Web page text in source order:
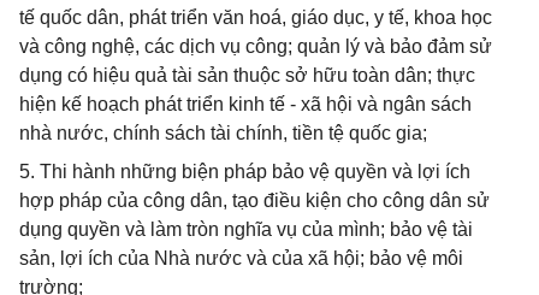
tế quốc dân, phát triển văn hoá, giáo dục, y tế, khoa học
và công nghệ, các dịch vụ công; quản lý và bảo đảm sử
dụng có hiệu quả tài sản thuộc sở hữu toàn dân; thực
hiện kế hoạch phát triển kinh tế - xã hội và ngân sách
nhà nước, chính sách tài chính, tiền tệ quốc gia;
5. Thi hành những biện pháp bảo vệ quyền và lợi ích
hợp pháp của công dân, tạo điều kiện cho công dân sử
dụng quyền và làm tròn nghĩa vụ của mình; bảo vệ tài
sản, lợi ích của Nhà nước và của xã hội; bảo vệ môi
trường;